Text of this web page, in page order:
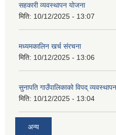
सहकारी व्यवस्थापन योजना
मिति: 10/12/2025 - 13:07
मध्यमकालिन खर्च संरचना
मिति: 10/12/2025 - 13:06
सुनापति गाउँपालिकाको विपद्
मिति: 10/12/2025 - 13:04
अन्य